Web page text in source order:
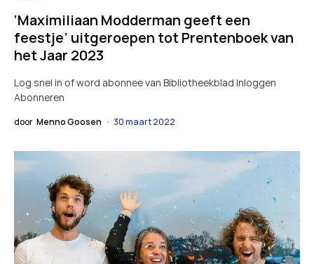
‘Maximiliaan Modderman geeft een
feestje’ uitgeroepen tot Prentenboek van
het Jaar 2023
Log snel in of word abonnee van Bibliotheekblad Inloggen
Abonneren
door Menno Goosen 30 maart 2022